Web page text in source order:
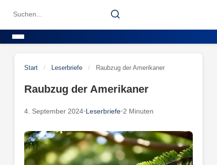
Search
Search
Start / Leserbriefe / Raubzug der Amerikaner
Raubzug der Amerikaner
4. September 2024•Leserbriefe•2 Minuten